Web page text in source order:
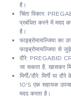
है।
चिंता विकार:
प्रबंधित करने में मदद
है।
फाइब्रोमायल्जिया
फाइब्रोमायल्जिया से
दौरे: PREGABID
जा सकता है, खासकर
मिर्गी/दौरे: मिर्गी
10'S एक सहायक
मदद करता है।